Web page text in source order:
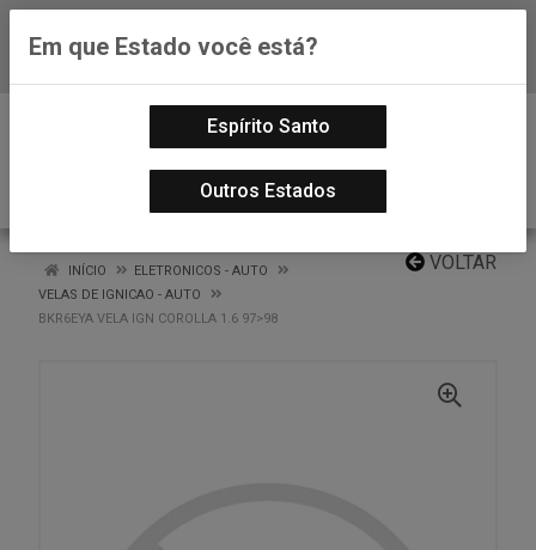
Baixe já nosso APP
VOLTAR
INÍCIO
ELETRONICOS - AUTO
VELAS DE IGNICAO - AUTO
BKR6EYA VELA IGN COROLLA 1.6 97>98
Em que Estado você está?
Espírito Santo
Outros Estados